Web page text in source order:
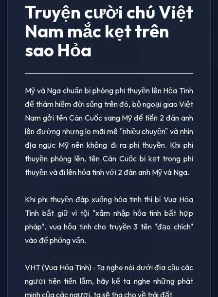
Truyện cười chú Việt
Nam mắc kẹt trên
sao Hỏa
Mỹ và Nga chuẩn bị phóng phi thuyền lên Hỏa Tinh
để thám hiểm đời sống trên đó, bộ ngoại giao Việt
Nam gởi tên Cán Cuốc sang Mỹ để tiển 2 đàn anh
lên đường nhưng lo mãi mê "nhiều chuyện" và nhìn
địa ngục Mỹ nên không đi ra phi thuyền. Khi phi
thuyền phóng lên, tên Cán Cuốc bị kẹt trong phi
thuyền và đi lên hỏa tinh với 2 đàn anh Mỹ và Nga.
Khi phi thuyền đáp xuống hỏa tinh thì bị Vua Hỏa
Tinh bắt giữ vì tội "xâm nhập hỏa tinh bất hợp
pháp", vua hỏa tinh cho truyền 3 tên "đạo chích"
vào để phỏng vấn.
VHT (Vua Hỏa Tinh) : Ta nghe nói dưới địa cầu các
ngươi tiên tiến lắm, hãy kể ta nghe những phát
minh của các ngươi, ta sẽ tha cho về trái đất.